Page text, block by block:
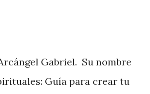
Gabriel. Su nombre
Guía para crear tu